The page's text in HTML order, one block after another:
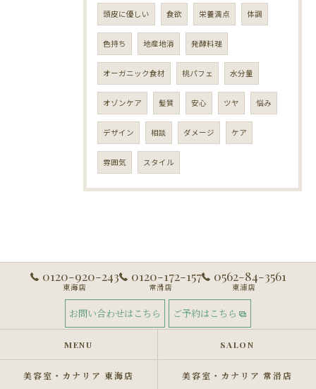
頭皮に優しい 食欲 栄養満点 体調
色持ち 地産地消 発酵料理
オーガニック食材 桃パフェ 水分量
オゾンケア 髪質 安心 ツヤ 悩み
デザイン 相談 ダメージ ケア
雰囲気 スタイル
0120-920-243
東海店
0120-172-157
常滑店
0562-84-3561
東浦店
お問い合わせはこちら ご予約はこちら
MENU SALON
美容室・カナリア 東海店 美容室・カナリア 常滑店